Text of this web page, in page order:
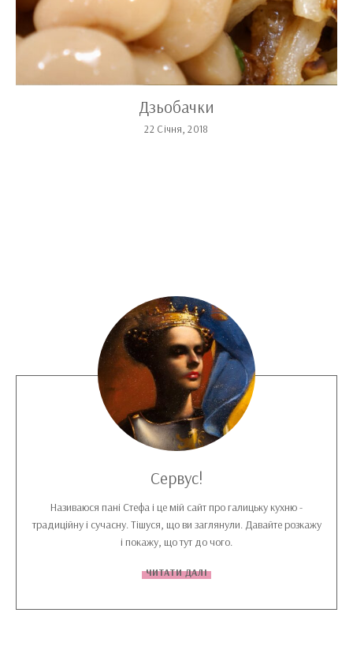
Дзьобачки
22 Січня, 2018
Сервус!
Називаюся пані Стефа і це мій сайт про галицьку кухню -
традиційну і сучасну. Тішуся, що ви заглянули. Давайте розкажу
і покажу, що тут до чого.
ЧИТАТИ ДАЛІ